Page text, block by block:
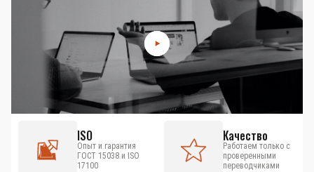
ISO
Опыт и гарантия
ГОСТ 15038 и ISO
17100
Качество
Работаем только с
проверенными
переводчиками